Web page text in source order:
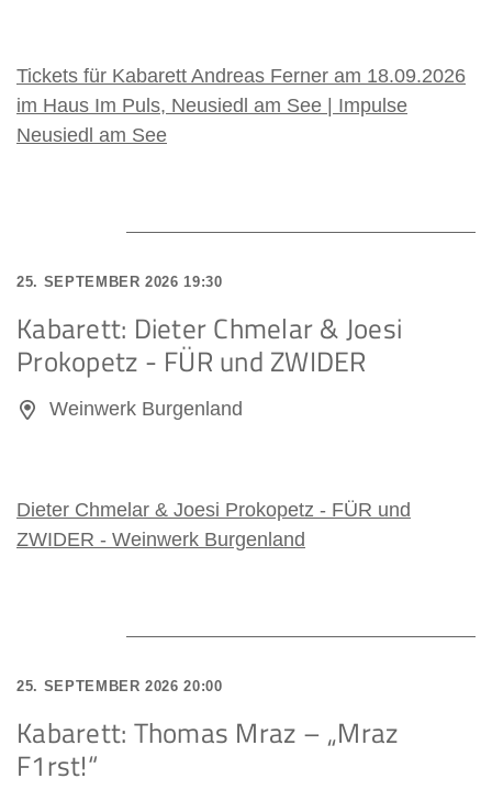
Tickets für Kabarett Andreas Ferner am 18.09.2026
im Haus Im Puls, Neusiedl am See | Impulse
Neusiedl am See
25. SEPTEMBER 2026 19:30
Kabarett: Dieter Chmelar & Joesi
Prokopetz - FÜR und ZWIDER
Weinwerk Burgenland
Dieter Chmelar & Joesi Prokopetz - FÜR und
ZWIDER - Weinwerk Burgenland
25. SEPTEMBER 2026 20:00
Kabarett: Thomas Mraz – „Mraz
F1rst!“